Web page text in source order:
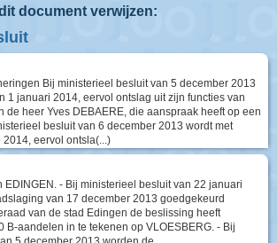
document verwijzen:
Bij ministerieel besluit van 5 december 2013
1 januari 2014, eervol ontslag uit zijn functies van
de heer Yves DEBAERE, die aanspraak heeft op een
besluit van 6 december 2013 wordt met
eervol ontsla(...)
EDINGEN. - Bij ministerieel besluit van 22 januari
van 17 december 2013 goedgekeurd
van de stad Edingen de beslissing heeft
B-aandelen in te tekenen op VLOESBERG. - Bij